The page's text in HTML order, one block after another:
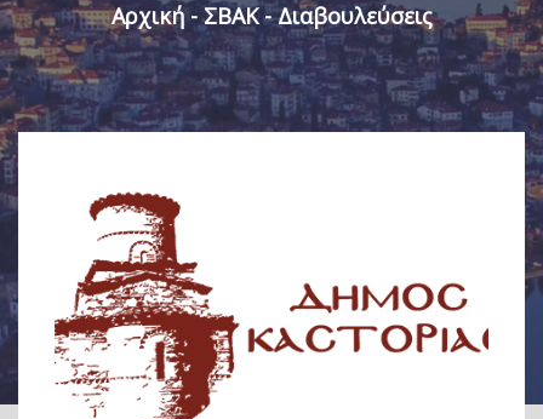
Αρχική ΣΒΑΚ Διαβουλεύσεις